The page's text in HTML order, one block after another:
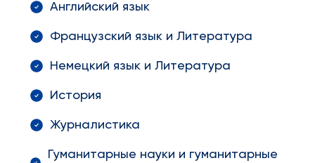
Английский язык
Французский язык и Литература
Немецкий язык и Литература
История
Журналистика
Гуманитарные науки и гуманитарные